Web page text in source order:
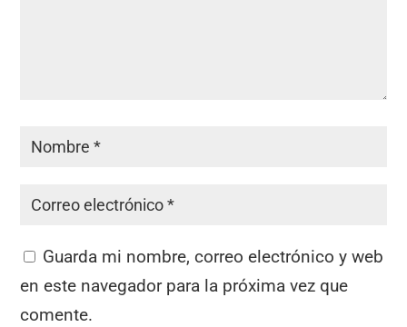
Guarda mi nombre, correo electrónico y web
en este navegador para la próxima vez que
comente.